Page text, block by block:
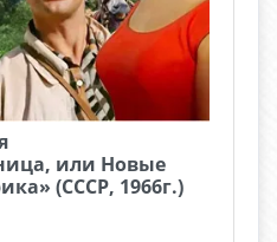
или Новые
(СССР, 1966г.)